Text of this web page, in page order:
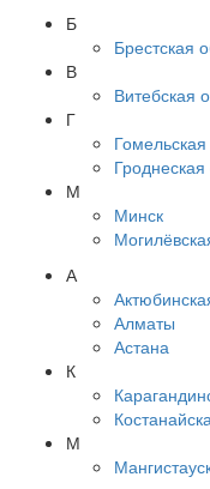
Б
Брестская
В
Витебская
Г
Гроднеская
М
Минск
А
Алматы
Астана
К
М